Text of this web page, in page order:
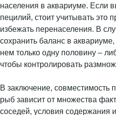
населения в аквариуме. Если
пецилий, стоит учитывать это
избежать перенаселения. В
сохранить баланс в
нем только одну половину –
чтобы контролировать
В заключение, совместимость
рыб зависит от множества
соседей, условия содержания